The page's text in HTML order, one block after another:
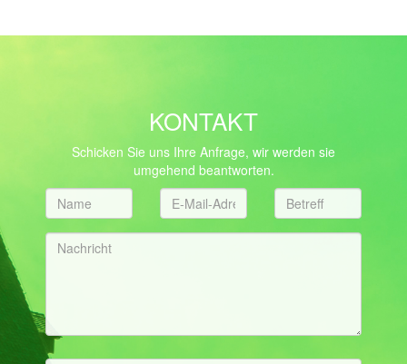
KONTAKT
Schicken Sie uns Ihre Anfrage, wir werden sie
umgehend beantworten.